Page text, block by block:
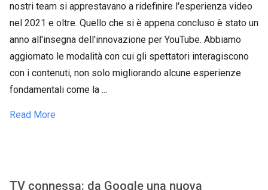
nostri team si apprestavano a ridefinire l'esperienza video
nel 2021 e oltre. Quello che si è appena concluso è stato un
anno all'insegna dell'innovazione per YouTube. Abbiamo
aggiornato le modalità con cui gli spettatori interagiscono
con i contenuti, non solo migliorando alcune esperienze
fondamentali come la ...
Read More
TV connessa: da Google una nuova